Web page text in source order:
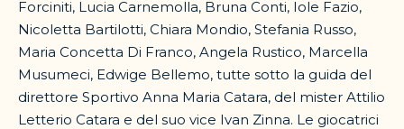
Forciniti, Lucia Carnemolla, Bruna Conti, Iole Fazio,
Nicoletta Bartilotti, Chiara Mondio, Stefania Russo,
Maria Concetta Di Franco, Angela Rustico, Marcella
Musumeci, Edwige Bellemo, tutte sotto la guida del
direttore Sportivo Anna Maria Catara, del mister Attilio
Letterio Catara e del suo vice Ivan Zinna. Le giocatrici